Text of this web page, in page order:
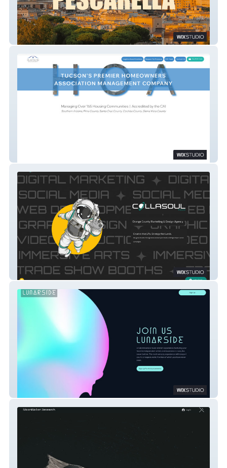
Cerqueto Della Pescarella
Collasoul Media
Lunarside